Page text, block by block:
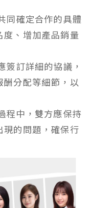
同確定合作的具體
度、增加產品銷量
簽訂詳細的協議，
分配等細節，以
程中，雙方應保持
現的問題，確保行